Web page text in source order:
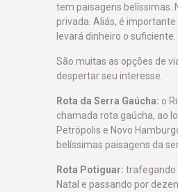
tem paisagens belíssimas.
privada. Aliás, é
levará dinheiro o suficiente.
São muitas as opções de
despertar seu interesse.
Rota da Serra Gaúcha: o
chamada rota gaúcha, ao
Petrópolis e Novo
belíssimas paisagens da
Rota Potiguar: trafegando
Natal e passando por